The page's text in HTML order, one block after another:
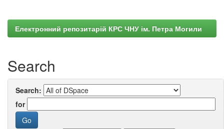
Електронний репозитарій КРС ЧНУ ім. Петра Могили
Search
Search:
for